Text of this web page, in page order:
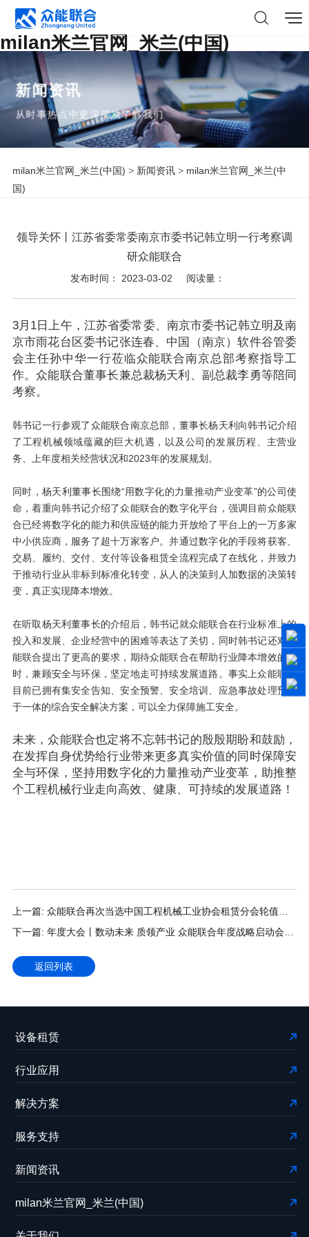
milan米兰官网_米兰(中国)
新闻资讯
从时事热点中更深层次了解我们
milan米兰官网_米兰(中国) > 新闻资讯> milan米兰官网_米兰(中
国)
领导关怀丨江苏省委常委南京市委书记韩立明一行考察调
研众能联合
发布时间： 2023-03-02 阅读量：
3月1日上午，江苏省委常委、南京市委书记韩立明及南
京市雨花台区委书记张连春、中国（南京）软件谷管委
会主任孙中华一行莅临众能联合南京总部考察指导工
作。众能联合董事长兼总裁杨天利、副总裁李勇等陪同
考察。
韩书记一行参观了众能联合南京总部，董事长杨天利向韩书记介绍
了工程机械领域蕴藏的巨大机遇，以及公司的发展历程、主营业
务、上年度相关经营状况和2023年的发展规划。
同时，杨天利董事长围绕“用数字化的力量推动产业变革”的公司使
命，着重向韩书记介绍了众能联合的数字化平台，强调目前众能联
合已经将数字化的能力和供应链的能力开放给了平台上的一万多家
中小供应商，服务了超十万家客户。并通过数字化的手段将获客、
交易、履约、交付、支付等设备租赁全流程完成了在线化，并致力
于推动行业从非标到标准化转变，从人的决策到人加数据的决策转
变，真正实现降本增效。
在听取杨天利董事长的介绍后，韩书记就众能联合在行业标准上的
投入和发展、企业经营中的困难等表达了关切，同时韩书记还对众
能联合提出了更高的要求，期待众能联合在帮助行业降本增效的同
时，兼顾安全与环保，坚定地走可持续发展道路。事实上众能联合
目前已拥有集安全告知、安全预警、安全培训、应急事故处理预案
于一体的综合安全解决方案，可以全力保障施工安全。
未来，众能联合也定将不忘韩书记的殷殷期盼和鼓励，
在发挥自身优势给行业带来更多真实价值的同时保障安
全与环保，坚持用数字化的力量推动产业变革，助推整
个工程机械行业走向高效、健康、可持续的发展道路！
上一篇: 众能联合再次当选中国工程机械工业协会租赁分会轮值会
长单位
下一篇: 年度大会丨数动未来 质领产业 众能联合年度战略启动会圆
返回列表
设备租赁
行业应用
解决方案
服务支持
新闻资讯
milan米兰官网_米兰(中国)